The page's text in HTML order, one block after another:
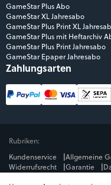
GameStar Plus Abo
GameStar XL Jahresabo
GameStar Plus Print XL
GameStar Plus mit Heftarchiv
GameStar Plus Print Jahresabo
GameStar Epaper Jahresabo
Zahlungsarten
Rubriken:
Kundenservice
Allgemeine
Widerrufsrecht
Garantie